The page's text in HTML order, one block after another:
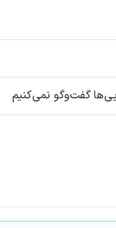
گفت‌وگو نمی‌کنیم